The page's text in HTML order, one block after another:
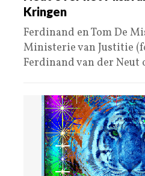
Kringen
Ferdinand en Tom De
Ministerie van Justitie
Ferdinand van der Neut